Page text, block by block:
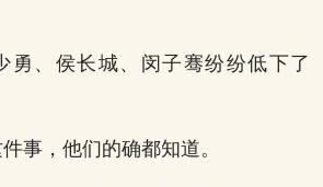
勇、侯长城、闵子骞纷纷低下了
事，他们的确都知道。